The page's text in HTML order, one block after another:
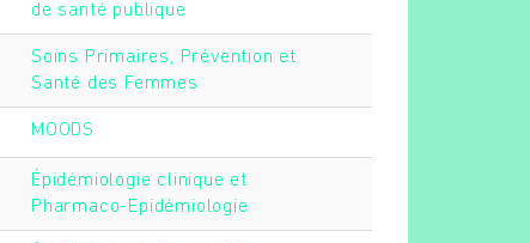
de santé publique
Soins Primaires, Prévention et
Santé des Femmes
MOODS
Épidémiologie clinique et
Pharmaco-Epidémiologie